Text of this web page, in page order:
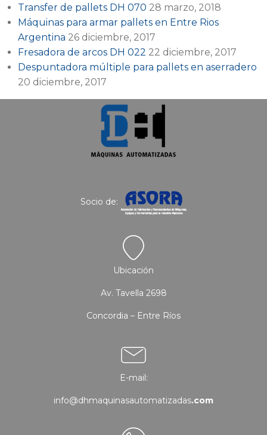
Transfer de pallets DH 070 28 marzo, 2018
Máquinas para armar pallets en Entre Rios
Argentina 26 diciembre, 2017
Fresadora de arcos DH 022 22 diciembre, 2017
Despuntadora múltiple para pallets en aserradero
20 diciembre, 2017
Socio de:
Ubicación
Av. Tavella 2698
Concordia – Entre Ríos
E-mail:
info@dhmaquinasautomatizadas.com